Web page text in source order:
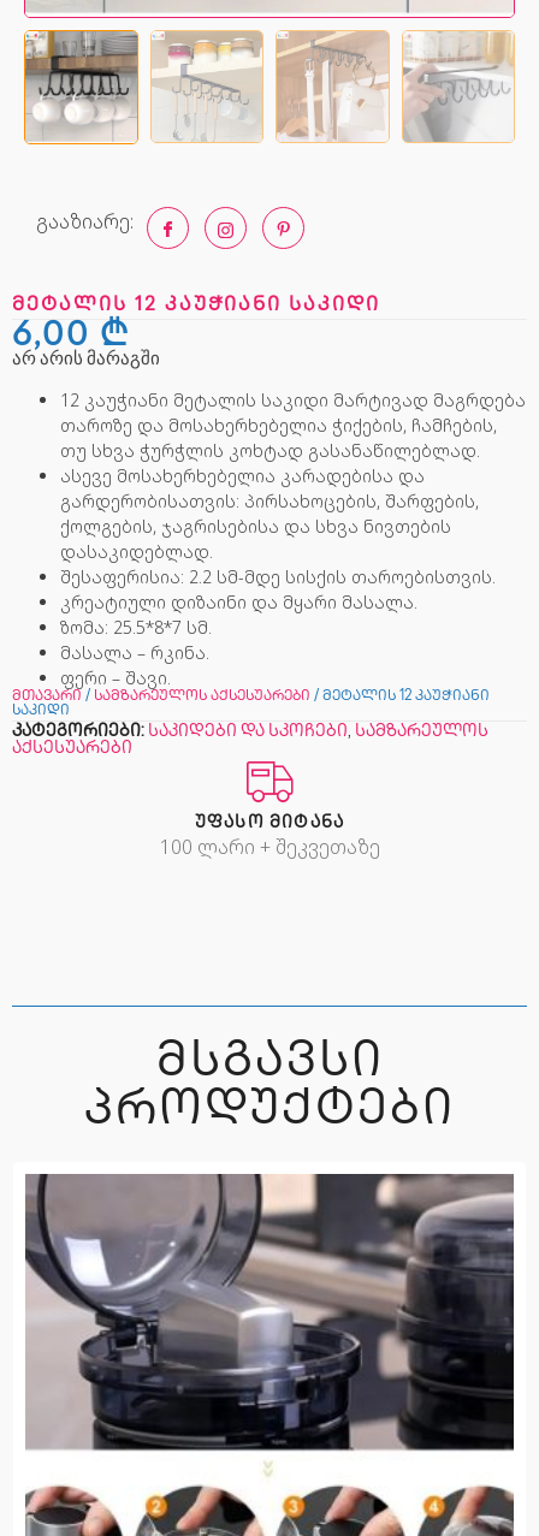
გააზიარე:
მეტალის 12 კაუჭიანი საკიდი
6,00 ₾
არ არის მარაგში
12 კაუჭიანი მეტალის საკიდი მარტივად მაგრდება
თაროზე და მოსახერხებელია ჭიქების, ჩამჩების,
თუ სხვა ჭურჭლის კოხტად გასანაწილებლად.
ასევე მოსახერხებელია კარადებისა და
გარდერობისათვის: პირსახოცების, შარფების,
ქოლგების, ჯაგრისებისა და სხვა ნივთების
დასაკიდებლად.
შესაფერისია: 2.2 სმ-მდე სისქის თაროებისთვის.
კრეატიული დიზაინი და მყარი მასალა.
ზომა: 25.5*8*7 სმ.
მასალა – რკინა.
ფერი – შავი.
მთავარი / სამზარეულოს აქსესუარები / მეტალის 12 კაუჭიანი
საკიდი
კატეგორიები: საკიდები და სკოჩები, სამზარეულოს
აქსესუარები
ᲣᲤᲐᲡᲝ ᲛᲘᲢᲐᲜᲐ
100 ლარი + შეკვეთაზე
ᲛᲡᲒᲐᲕᲡᲘ
ᲞᲠᲝᲓᲣᲥᲢᲔᲑᲘ